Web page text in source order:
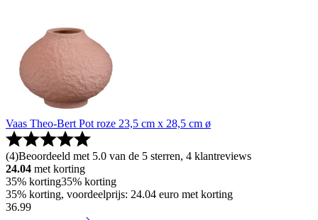
Vaas Theo-Bert Pot roze 23,5 cm x 28,5 cm ø
(4)Beoordeeld met 5.0 van de 5 sterren, 4 klantreviews
24.04 met korting
35% korting35% korting
35% korting, voordeelprijs: 24.04 euro met korting
36.99